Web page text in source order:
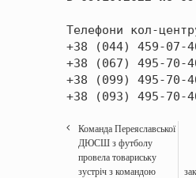
+38 (044) 459-07-
+38 (067) 495-70-
+38 (099) 495-70-
+38 (093) 495-70-
Команда Переяславської
ДЮСШ з футболу
провела товариську
зустріч з командою